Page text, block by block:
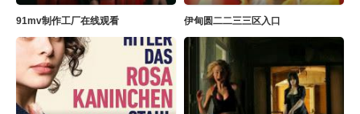
91mv制作工厂在线观看 伊甸圆二二三三区入口